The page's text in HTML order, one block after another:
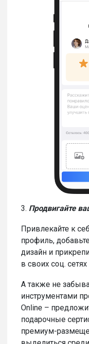
3. Продвигайте
Привлекайте к
профиль,
дизайн и
в своих соц. сетях
А также не
инструментами
Online –
подарочные
премиум-